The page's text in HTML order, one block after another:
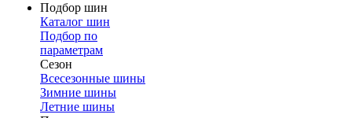
Подбор шин
Каталог шин
Подбор по
параметрам
Сезон
Всесезонные шины
Зимние шины
Летние шины